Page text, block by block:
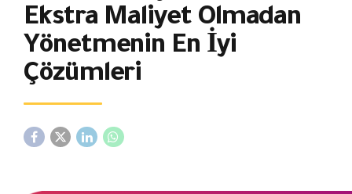
Ekstra Maliyet Olmadan
Yönetmenin En İyi
Çözümleri